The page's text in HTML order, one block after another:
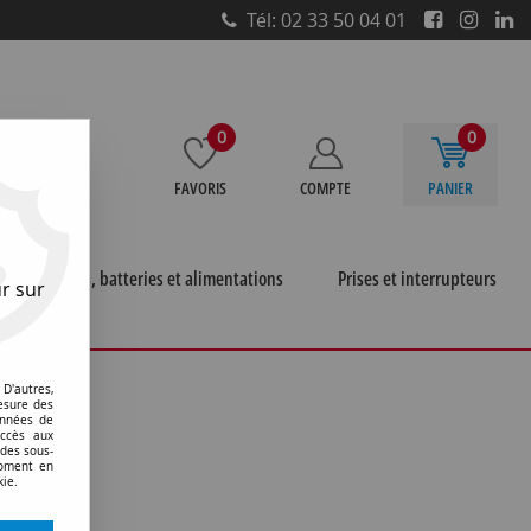
Tél: 02 33 50 04 01
0
FAVORIS COMPTE
0
PANIER
Piles, batteries et alimentations Prises et interrupteurs
sur
des
de
aux
sous-
en